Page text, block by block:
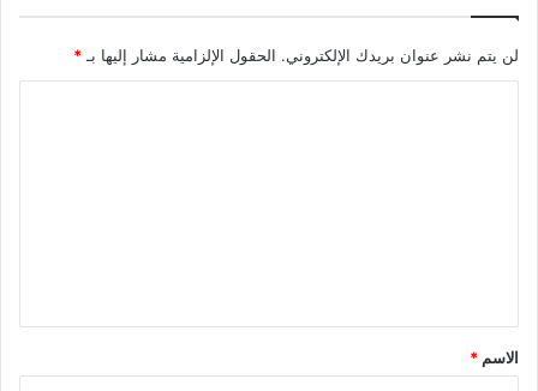
لن يتم نشر عنوان بريدك الإلكتروني. الحقول الإلزامية مشار إليها بـ *
*
الاسم *